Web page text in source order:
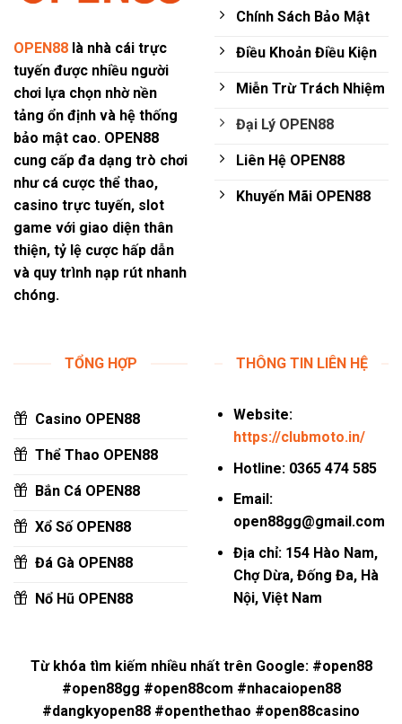
OPEN88 là nhà cái trực
tuyến được nhiều người
chơi lựa chọn nhờ nền
tảng ổn định và hệ thống
bảo mật cao. OPEN88
cung cấp đa dạng trò chơi
như cá cược thể thao,
casino trực tuyến, slot
game với giao diện thân
thiện, tỷ lệ cược hấp dẫn
và quy trình nạp rút nhanh
chóng.
Chính Sách Bảo Mật
Điều Khoản Điều Kiện
Miễn Trừ Trách Nhiệm
Đại Lý OPEN88
Liên Hệ OPEN88
Khuyến Mãi OPEN88
TỔNG HỢP
Casino OPEN88
Thể Thao OPEN88
Bắn Cá OPEN88
Xổ Số OPEN88
Đá Gà OPEN88
Nổ Hũ OPEN88
THÔNG TIN LIÊN HỆ
Website:
https://clubmoto.in/
Hotline:0365 474 585
Email:
open88gg@gmail.com
Địa chỉ:154 Hào Nam,
Chợ Dừa, Đống Đa, Hà
Nội, Việt Nam
Từ khóa tìm kiếm nhiều nhất trên Google: #open88
#open88gg #open88com #nhacaiopen88
#dangkyopen88 #openthethao #open88casino